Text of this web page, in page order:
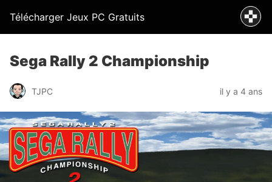
Télécharger Jeux PC Gratuits
Sega Rally 2 Championship
TJPC il y a 4 ans